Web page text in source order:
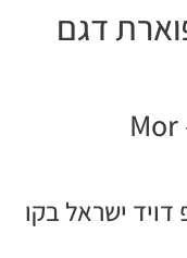
דגם
ישראל בקו